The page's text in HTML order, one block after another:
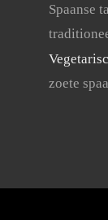
Spaanse
zoete